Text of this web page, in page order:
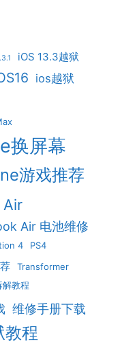
iOS 13.3越狱
ios越狱
换屏幕
游戏推荐
Air
Air 电池维修
4 PS4
Transformer
解教程
维修手册下载
教程